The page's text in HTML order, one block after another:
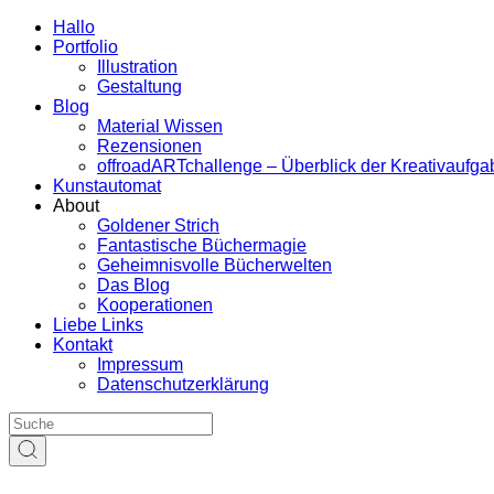
Hallo
Portfolio
Illustration
Gestaltung
Blog
Material Wissen
Rezensionen
offroadARTchallenge – Überblick der
Kunstautomat
About
Goldener Strich
Fantastische Büchermagie
Geheimnisvolle Bücherwelten
Das Blog
Kooperationen
Liebe Links
Kontakt
Impressum
Datenschutzerklärung